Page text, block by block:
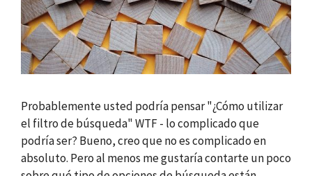
Probablemente usted podría pensar "¿Cómo utilizar
el filtro de búsqueda" WTF - lo complicado que
podría ser? Bueno, creo que no es complicado en
absoluto. Pero al menos me gustaría contarte un poco